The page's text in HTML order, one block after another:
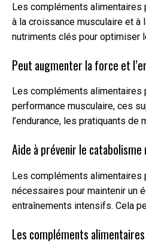
Les compléments alimentaires
à la croissance musculaire et à
nutriments clés pour optimiser
Peut augmenter la force et
Les compléments alimentaires
performance musculaire, ces
l’endurance, les pratiquants
Aide à prévenir le catabolisme
Les compléments alimentaires
nécessaires pour maintenir un
entraînements intensifs. Cela
Les compléments